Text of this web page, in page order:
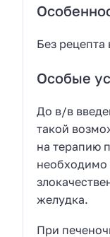
Без рецепта
Особые
До в/в
такой
на терапию
необходимо
желудка.
При